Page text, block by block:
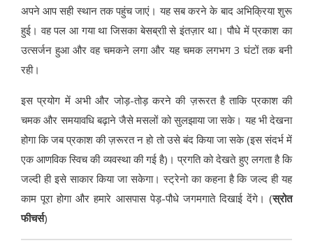
अपने आप सही स्थान तक पहुंच जाएं। यह सब करने के बाद अभिक्रिया शुरू
हुई। वह पल आ गया था जिसका बेसब्राी से इंतज़ार था। पौधे में प्रकाश का
उत्सर्जन हुआ और वह चमकने लगा और यह चमक लगभग 3 घंटों तक बनी
रही।
इस प्रयोग में अभी और जोड़-तोड़ करने की ज़रूरत है ताकि प्रकाश की
चमक और समयावधि बढ़ाने जैसे मसलों को सुलझाया जा सके। यह भी देखना
होगा कि जब प्रकाश की ज़रूरत न हो तो उसे बंद किया जा सके (इस संदर्भ में
एक आणविक स्विच की व्यवस्था की गई है)। प्रगति को देखते हुए लगता है कि
जल्दी ही इसे साकार किया जा सकेगा। स्ट्रेनो का कहना है कि जल्द ही यह
काम पूरा होगा और हमारे आसपास पेड़-पौधे जगमगाते दिखाई देंगे। (स्रोत
फीचर्स)